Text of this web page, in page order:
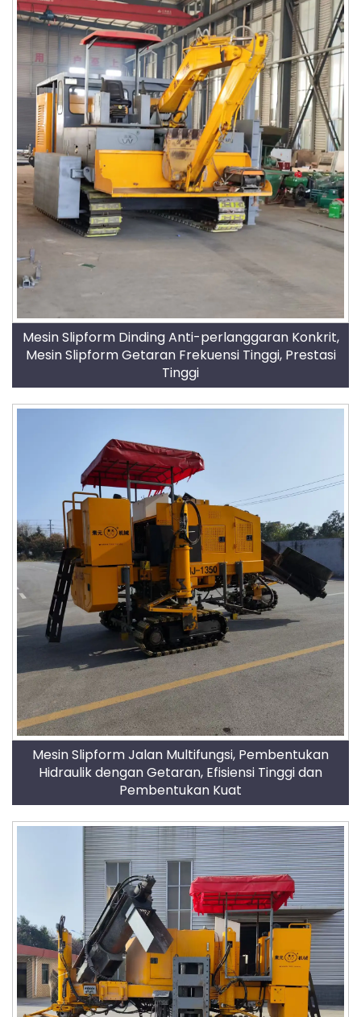
Mesin Slipform Dinding Anti-perlanggaran Konkrit,
Mesin Slipform Getaran Frekuensi Tinggi, Prestasi
Tinggi
Mesin Slipform Jalan Multifungsi, Pembentukan
Hidraulik dengan Getaran, Efisiensi Tinggi dan
Pembentukan Kuat